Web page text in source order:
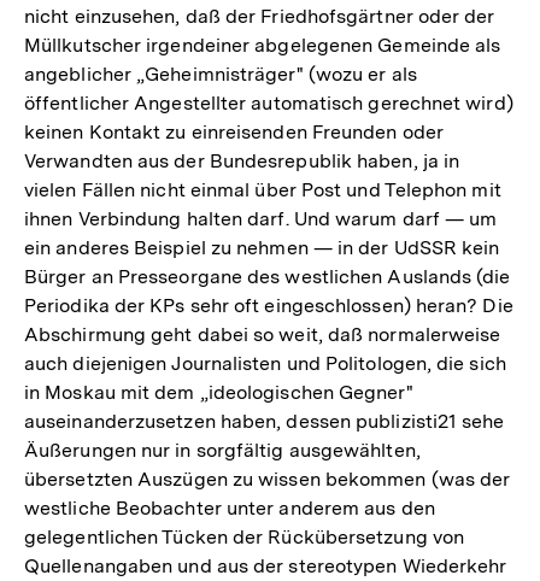
nicht einzusehen, daß der Friedhofsgärtner oder der
Müllkutscher irgendeiner abgelegenen Gemeinde als
angeblicher „Geheimnisträger" (wozu er als
öffentlicher Angestellter automatisch gerechnet wird)
keinen Kontakt zu einreisenden Freunden oder
Verwandten aus der Bundesrepublik haben, ja in
vielen Fällen nicht einmal über Post und Telephon mit
ihnen Verbindung halten darf. Und warum darf — um
ein anderes Beispiel zu nehmen — in der UdSSR kein
Bürger an Presseorgane des westlichen Auslands (die
Periodika der KPs sehr oft eingeschlossen) heran? Die
Abschirmung geht dabei so weit, daß normalerweise
auch diejenigen Journalisten und Politologen, die sich
in Moskau mit dem „ideologischen Gegner"
auseinanderzusetzen haben, dessen publizisti21 sehe
Äußerungen nur in sorgfältig ausgewählten,
übersetzten Auszügen zu wissen bekommen (was der
westliche Beobachter unter anderem aus den
gelegentlichen Tücken der Rückübersetzung von
Quellenangaben und aus der stereotypen Wiederkehr